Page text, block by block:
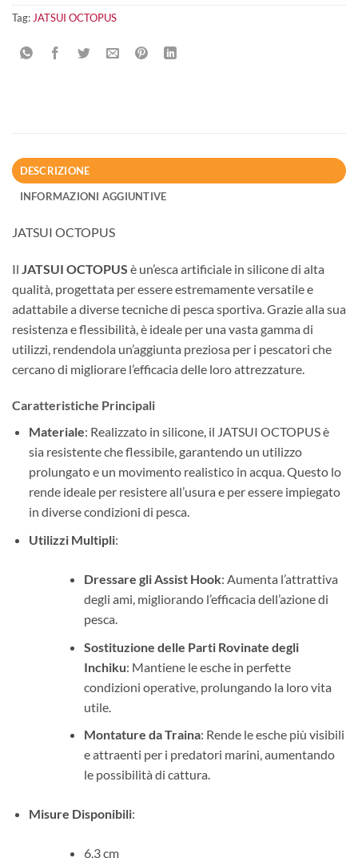
Tag: JATSUI OCTOPUS
DESCRIZIONE
INFORMAZIONI AGGIUNTIVE
JATSUI OCTOPUS
Il JATSUI OCTOPUS è un’esca artificiale in silicone di alta
qualità, progettata per essere estremamente versatile e
adattabile a diverse tecniche di pesca sportiva. Grazie alla sua
resistenza e flessibilità, è ideale per una vasta gamma di
utilizzi, rendendola un’aggiunta preziosa per i pescatori che
cercano di migliorare l’efficacia delle loro attrezzature.
Caratteristiche Principali
Materiale: Realizzato in silicone, il JATSUI OCTOPUS è
sia resistente che flessibile, garantendo un utilizzo
prolungato e un movimento realistico in acqua. Questo lo
rende ideale per resistere all’usura e per essere impiegato
in diverse condizioni di pesca.
Utilizzi Multipli:
Dressare gli Assist Hook: Aumenta l’attrattiva
degli ami, migliorando l’efficacia dell’azione di
pesca.
Sostituzione delle Parti Rovinate degli
Inchiku: Mantiene le esche in perfette
condizioni operative, prolungando la loro vita
utile.
Montature da Traina: Rende le esche più visibili
e attraenti per i predatori marini, aumentando
le possibilità di cattura.
Misure Disponibili:
6,3 cm